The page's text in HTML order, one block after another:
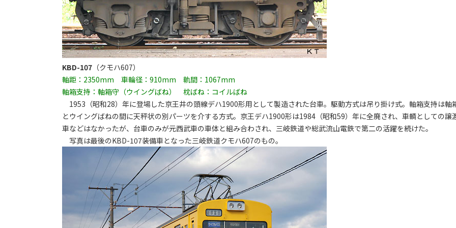
KBD-107 （クモハ607）
軸距：2350mm 車輪径：910mm 軌間：1067mm
軸箱支持：軸箱守（ウイングばね） 枕ばね：コイルばね
1953（昭和28）年に登場した京王井の頭線デハ1900形用として製造された台車。駆動方式は吊り掛け式。軸箱支持は軸
とウイングばねの間に天秤状の別パーツを介する方式。京王デハ1900形は1984（昭和59）年に全廃され、車輌としての譲
車などはなかったが、台車のみが元西武車の車体と組み合わされ、三岐鉄道や総武流山電鉄で第二の活躍を続けた。
写真は最後のKBD-107装備車となった三岐鉄道クモハ607のもの。